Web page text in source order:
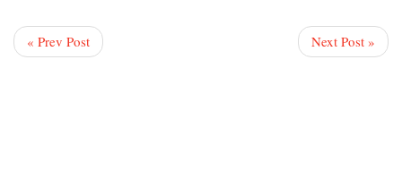
« Prev Post Next Post »